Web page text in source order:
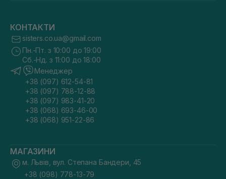
КОНТАКТИ
sisters.co.ua@gmail.com
Пн.-Пт. з 10:00 до 19:00
Сб.-Нд. з 11:00 до 18:00
Менеджер
+38 (097) 612-54-81
+38 (097) 788-12-88
+38 (097) 983-41-20
+38 (068) 693-46-00
+38 (068) 951-22-86
МАГАЗИНИ
м. Львів, вул. Степана Бандери, 45
+38 (098) 778-13-79